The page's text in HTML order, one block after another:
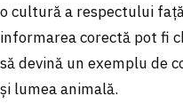
o cultură a respectului
informarea corectă pot fi
să devină un exemplu de
și lumea animală.